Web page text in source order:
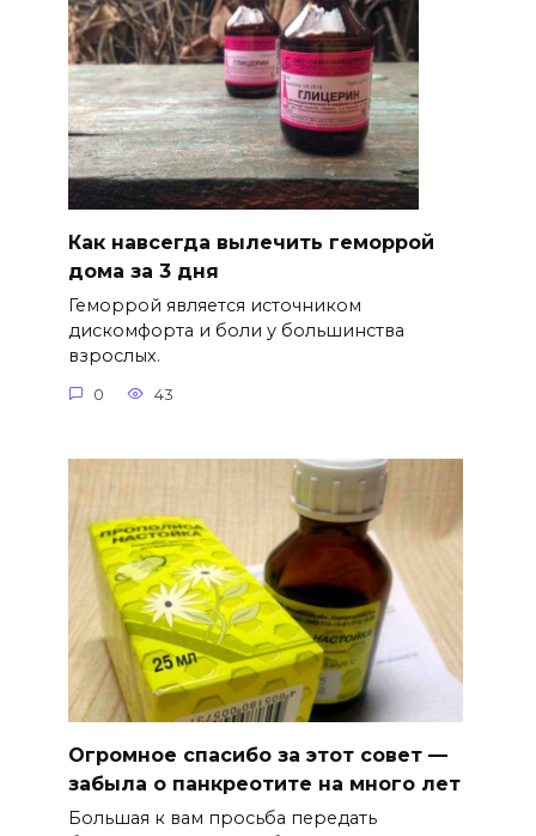
Как навсегда вылечить геморрой
дома за 3 дня
Геморрой является источником
дискомфорта и боли у большинства
взрослых.
0 43
Огромное спасибо за этот совет —
забыла о панкреотите на много лет
Большая к вам просьба передать